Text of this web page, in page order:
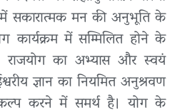
में सकारात्मक मन की अनुभूति के
कार्यक्रम में सम्मिलित होने के
राजयोग का अभ्यास और स्वयं
ज्ञान का नियमित अनुश्रवण
करने में समर्थ है। योग के